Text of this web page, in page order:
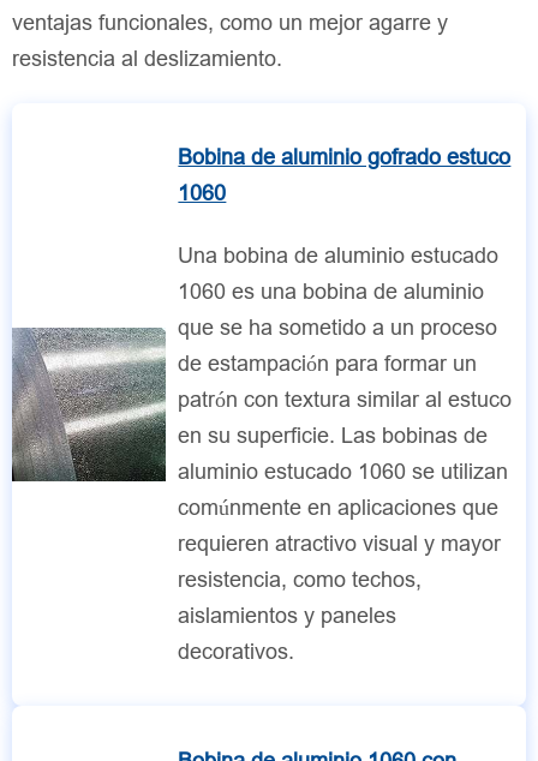
ventajas funcionales, como un mejor agarre y
resistencia al deslizamiento.
Bobina de aluminio gofrado estuco
1060
Una bobina de aluminio estucado
1060 es una bobina de aluminio
que se ha sometido a un proceso
de estampación para formar un
patrón con textura similar al estuco
en su superficie. Las bobinas de
aluminio estucado 1060 se utilizan
comúnmente en aplicaciones que
requieren atractivo visual y mayor
resistencia, como techos,
aislamientos y paneles
decorativos.